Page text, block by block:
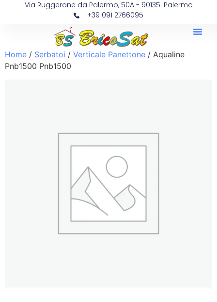
Via Ruggerone da Palermo, 50A - 90135. Palermo
+39 091 2766095
Home / Serbatoi / Verticale Panettone / Aqualine
Pnb1500 Pnb1500